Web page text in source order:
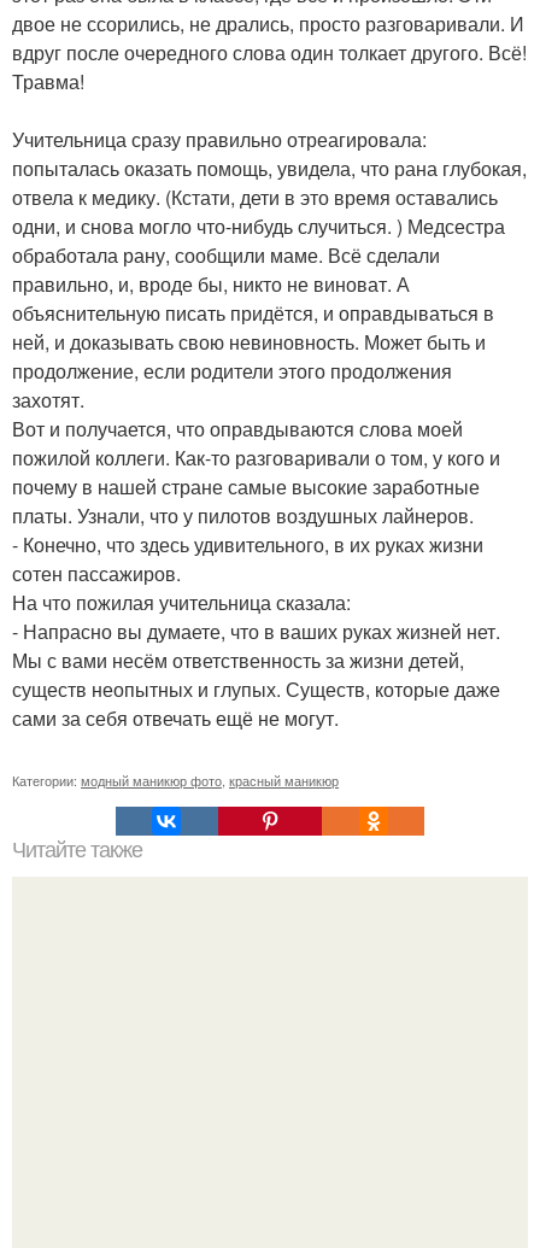
двое не ссорились, не дрались, просто разговаривали. И
вдруг после очередного слова один толкает другого. Всё!
Травма!
Учительница сразу правильно отреагировала:
попыталась оказать помощь, увидела, что рана глубокая,
отвела к медику. (Кстати, дети в это время оставались
одни, и снова могло что-нибудь случиться. ) Медсестра
обработала рану, сообщили маме. Всё сделали
правильно, и, вроде бы, никто не виноват. А
объяснительную писать придётся, и оправдываться в
ней, и доказывать свою невиновность. Может быть и
продолжение, если родители этого продолжения
захотят.
Вот и получается, что оправдываются слова моей
пожилой коллеги. Как-то разговаривали о том, у кого и
почему в нашей стране самые высокие заработные
платы. Узнали, что у пилотов воздушных лайнеров.
- Конечно, что здесь удивительного, в их руках жизни
сотен пассажиров.
На что пожилая учительница сказала:
- Напрасно вы думаете, что в ваших руках жизней нет.
Мы с вами несём ответственность за жизни детей,
существ неопытных и глупых. Существ, которые даже
сами за себя отвечать ещё не могут.
Категории: модный маникюр фото красный маникюр
Читайте также